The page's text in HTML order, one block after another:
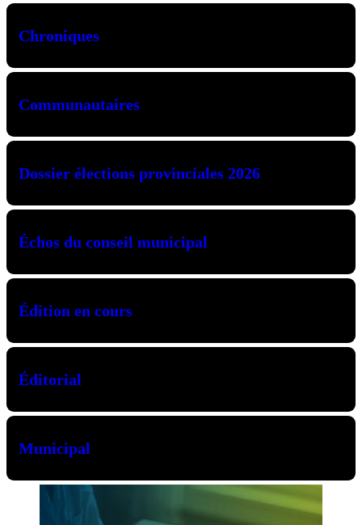
Chroniques
Communautaires
Dossier élections provinciales 2026
Échos du conseil municipal
Édition en cours
Éditorial
Municipal